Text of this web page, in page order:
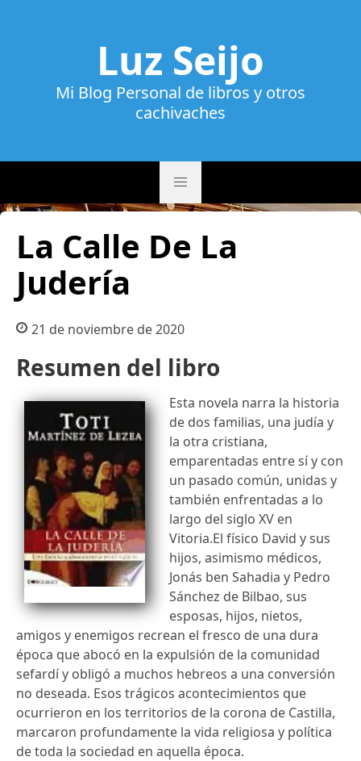
Luz Seijo
Mi Blog Personal de libros y otros
cachivaches
La Calle De La
Judería
21 de noviembre de 2020
Resumen del libro
Esta novela narra la historia
de dos familias, una judía y
la otra cristiana,
emparentadas entre sí y con
un pasado común, unidas y
también enfrentadas a lo
largo del siglo XV en
Vitoria.El físico David y sus
hijos, asimismo médicos,
Jonás ben Sahadia y Pedro
Sánchez de Bilbao, sus
esposas, hijos, nietos,
amigos y enemigos recrean el fresco de una dura
época que abocó en la expulsión de la comunidad
sefardí y obligó a muchos hebreos a una conversión
no deseada. Esos trágicos acontecimientos que
ocurrieron en los territorios de la corona de Castilla,
marcaron profundamente la vida religiosa y política
de toda la sociedad en aquella época.